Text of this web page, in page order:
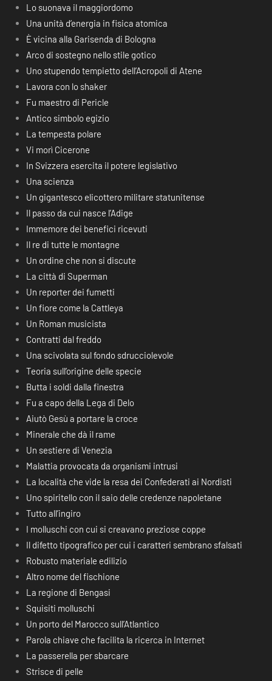
Lo suonava il maggiordomo
Una unità d’energia in fisica atomica
È vicina alla Garisenda di Bologna
Arco di sostegno nello stile gotico
Uno stupendo tempietto dell’Acropoli di Atene
Lavora con lo shaker
Fu maestro di Pericle
Antico simbolo egizio
La tempesta polare
Vi morì Cicerone
In Svizzera esercita il potere legislativo
Una scienza
Un gigantesco elicottero militare statunitense
Il passo da cui nasce l’Adige
Immemore dei benefici ricevuti
Il re di tutte le montagne
Un ordine che non si discute
La città di Superman
Un reporter dei fumetti
Un fiore come la Cattleya
Un Roman musicista
Contratti dal freddo
Una scivolata sul fondo sdrucciolevole
Teoria sull’origine delle specie
Butta i soldi dalla finestra
Fu a capo della Lega di Delo
Aiutò Gesù a portare la croce
Minerale che dà il rame
Un sestiere di Venezia
Malattia provocata da organismi intrusi
La località che vide la resa dei Confederati ai Nordisti
Uno spiritello con il saio delle credenze napoletane
Tutto all’ingiro
I molluschi con cui si creavano preziose coppe
Il difetto tipografico per cui i caratteri sembrano sfalsati
Robusto materiale edilizio
Altro nome del fischione
La regione di Bengasi
Squisiti molluschi
Un porto del Marocco sull’Atlantico
Parola chiave che facilita la ricerca in Internet
La passerella per sbarcare
Strisce di pelle